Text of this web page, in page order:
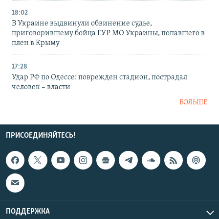
18:02
В Украине выдвинули обвинение судье,
приговорившему бойца ГУР МО Украины, попавшего в
плен в Крыму
17:28
Удар РФ по Одессе: поврежден стадион, пострадал
человек – власти
БОЛЬШЕ
ПРИСОЕДИНЯЙТЕСЬ!
ПОДДЕРЖКА